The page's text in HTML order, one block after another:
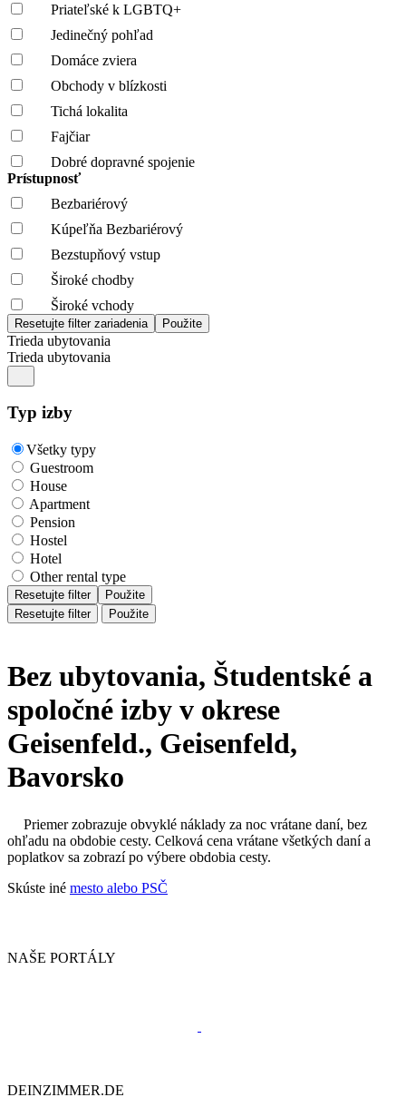
Priateľské k LGBTQ+
Jedinečný pohľad
Domáce zviera
Obchody v blízkosti
Tichá lokalita
Fajčiar
Dobré dopravné spojenie
Prístupnosť
Bezbariérový
Kúpeľňa Bezbariérový
Bezstupňový vstup
Široké chodby
Široké vchody
Trieda ubytovania
Trieda ubytovania
Typ izby
Všetky typy
Guestroom
House
Apartment
Pension
Hostel
Hotel
Other rental type
Resetujte filter
Použite
Resetujte filter
Použite
Bez ubytovania, Študentské a
spoločné izby v okrese
Geisenfeld., Geisenfeld,
Bavorsko
Priemer zobrazuje obvyklé náklady za noc vrátane daní, bez
ohľadu na obdobie cesty. Celková cena vrátane všetkých daní a
poplatkov sa zobrazí po výbere obdobia cesty.
Skúste iné mesto alebo PSČ
NAŠE PORTÁLY
DEINZIMMER.DE